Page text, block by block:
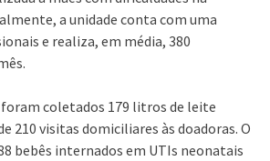
a unidade conta com uma
e realiza, em média, 380
coletados 179 litros de leite
210 visitas domiciliares às doadoras. O
bebês internados em UTIs neonatais